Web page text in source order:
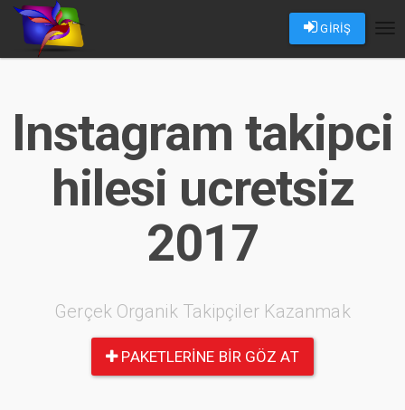
GİRİŞ
Instagram takipci
hilesi ucretsiz
2017
Gerçek Organik Takipçiler Kazanmak
PAKETLERINE BIR GÖZ AT